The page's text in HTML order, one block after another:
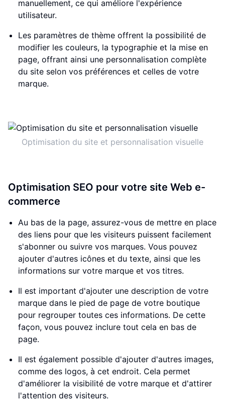
manuellement, ce qui améliore l'expérience
utilisateur.
Les paramètres de thème offrent la possibilité de
modifier les couleurs, la typographie et la mise en
page, offrant ainsi une personnalisation complète
du site selon vos préférences et celles de votre
marque.
Optimisation du site et personnalisation visuelle
Optimisation SEO pour votre site Web e-
commerce
Au bas de la page, assurez-vous de mettre en place
des liens pour que les visiteurs puissent facilement
s'abonner ou suivre vos marques. Vous pouvez
ajouter d'autres icônes et du texte, ainsi que les
informations sur votre marque et vos titres.
Il est important d'ajouter une description de votre
marque dans le pied de page de votre boutique
pour regrouper toutes ces informations. De cette
façon, vous pouvez inclure tout cela en bas de
page.
Il est également possible d'ajouter d'autres images,
comme des logos, à cet endroit. Cela permet
d'améliorer la visibilité de votre marque et d'attirer
l'attention des visiteurs.